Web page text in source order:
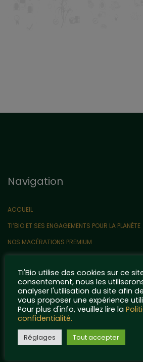
Navigation
ACCUEIL
TI’BIO ET SES ENGAGEMENTS POUR LA PLANÈTE
NOS MACÉRATIONS PREMIUM
CONTACT
QUELQUES POINTS DE RÉFÉRENCE…
MENTIONS LÉGALES ET POLITIQUE DE
Articles récents
LE VRAC EN VENTE DIRECTE ARRIVE CHEZ TI’BIO !
Ti'Bio utilise des cookies sur ce
consentement, nous les
analyser l'utilisation du site afin
vous proposer une expérience
Pour plus d'info, veuillez lire la
confidentialité.
Réglages Tout accepter